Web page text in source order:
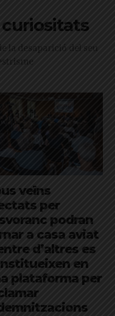
la desaparició del seu
veïns
per
podran
a casa aviat
d’altres es
en
plataforma per